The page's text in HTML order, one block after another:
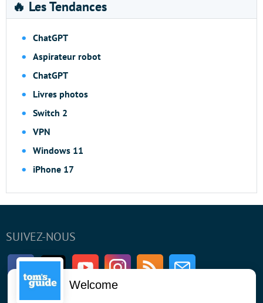
🔥 Les Tendances
ChatGPT
Aspirateur robot
ChatGPT
Livres photos
Switch 2
VPN
Windows 11
iPhone 17
SUIVEZ-NOUS
FacebookTwitter Youtube InstagramRSS Newsletter
Welcome